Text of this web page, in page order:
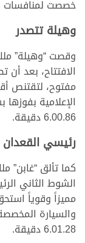
خصصت لمنافسات
وهيلة تتصدر
وقصت “وهيلة”
الافتتاح، بعد أن
مفتوح، لتقتنص
الإعلامية
6.00.86 دقيقة.
رئيسي القعدان
كما تألق “غابن”
الشوط الثاني
مميزاً وقوياً
والسيارة
6.01.28 دقيقة.